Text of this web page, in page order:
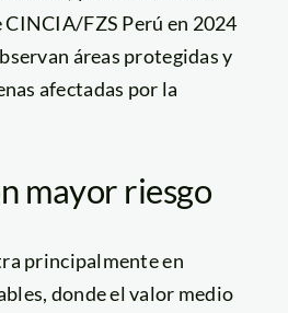
FZS Perú en 2024
áreas protegidas y
afectadas por la
mayor riesgo
principalmente en
donde el valor medio